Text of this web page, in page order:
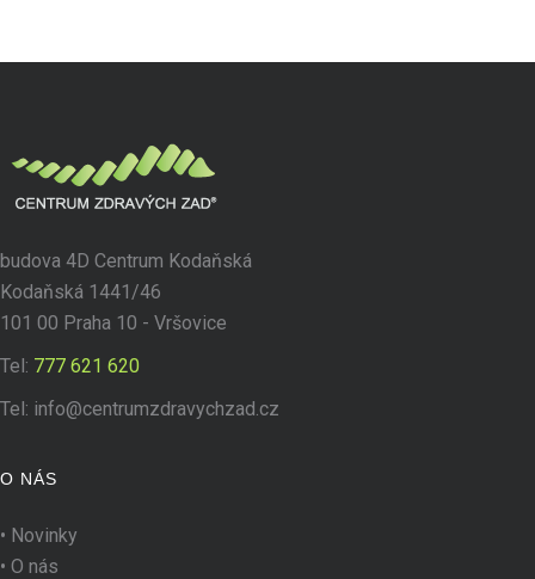
budova 4D Centrum Kodaňská
Kodaňská 1441/46
101 00 Praha 10 - Vršovice
Tel: 777 621 620
Tel: info@centrumzdravychzad.cz
O NÁS
• Novinky
• O nás